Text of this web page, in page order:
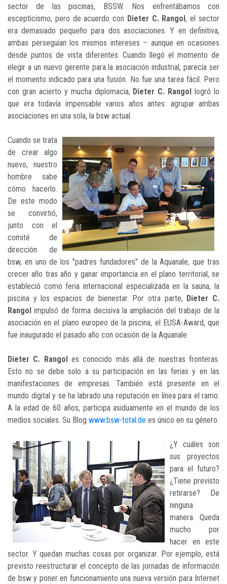
sector de las piscinas, BSSW. Nos enfrentábamos con
escepticismo, pero de acuerdo con Dieter C. Rangol, el sector
era demasiado pequeño para dos asociaciones. Y en definitiva,
ambas perseguían los mismos intereses – aunque en ocasiones
desde puntos de vista diferentes. Cuando llegó el momento de
elegir a un nuevo gerente para la asociación industrial, parecía ser
el momento indicado para una fusión. No fue una tarea fácil. Pero
con gran acierto y mucha diplomacia, Dieter C. Rangol logró lo
que era todavía impensable varios años antes: agrupar ambas
asociaciones en una sola, la bsw actual.
Cuando se trata
de crear algo
nuevo, nuestro
hombre sabe
cómo hacerlo.
De este modo
se convirtió,
junto con el
comité de
dirección de
bsw, en uno de los "padres fundadores" de la Aquanale, que tras
crecer año tras año y ganar importancia en el plano territorial, se
estableció como feria internacional especializada en la sauna, la
piscina y los espacios de bienestar. Por otra parte, Dieter C.
Rangol impulsó de forma decisiva la ampliación del trabajo de la
asociación en el plano europeo de la piscina, el EUSA-Award, que
fue inaugurado el pasado año con ocasión de la Aquanale.
Dieter C. Rangoles conocido más allá de nuestras fronteras.
Esto no se debe solo a su participación en las ferias y en las
manifestaciones de empresas. También está presente en el
mundo digital y se ha labrado una reputación en línea para el ramo.
A la edad de 60 años, participa asiduamente en el mundo de los
medios sociales. Su Blog www.bsw-total.de es único en su género.
¿Y cuáles son
sus proyectos
para el futuro?
¿Tiene previsto
retirarse? De
ninguna
manera. Queda
mucho por
hacer en este
sector. Y quedan muchas cosas por organizar. Por ejemplo, está
previsto reestructurar el concepto de las jornadas de información
de bsw y poner en funcionamiento una nueva versión para Internet